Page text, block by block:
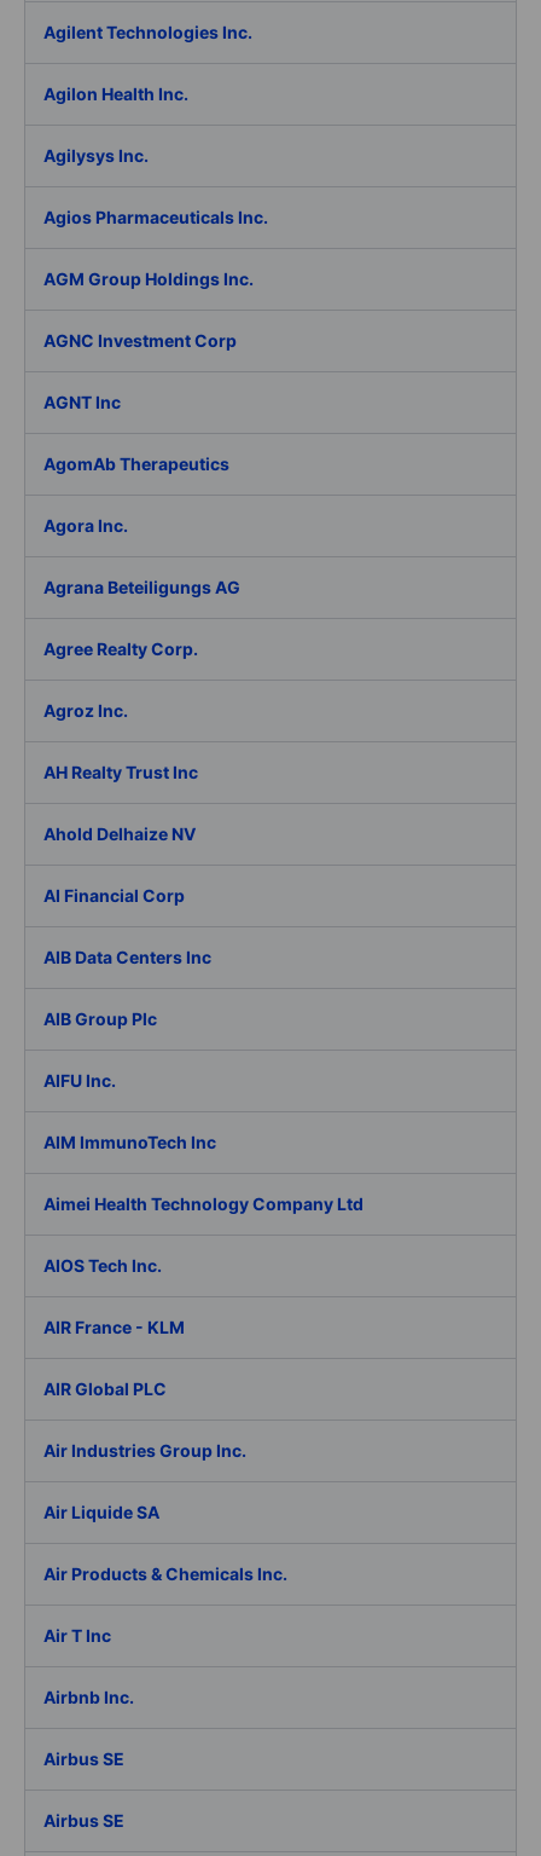
Agilent Technologies Inc.
Agilon Health Inc.
Agilysys Inc.
Agios Pharmaceuticals Inc.
AGM Group Holdings Inc.
AGNC Investment Corp
AGNT Inc
AgomAb Therapeutics
Agora Inc.
Agrana Beteiligungs AG
Agree Realty Corp.
Agroz Inc.
AH Realty Trust Inc
Ahold Delhaize NV
AI Financial Corp
AIB Data Centers Inc
AIB Group Plc
AIFU Inc.
AIM ImmunoTech Inc
Aimei Health Technology Company Ltd
AIOS Tech Inc.
AIR France - KLM
AIR Global PLC
Air Industries Group Inc.
Air Liquide SA
Air Products & Chemicals Inc.
Air T Inc
Airbnb Inc.
Airbus SE
Airbus SE